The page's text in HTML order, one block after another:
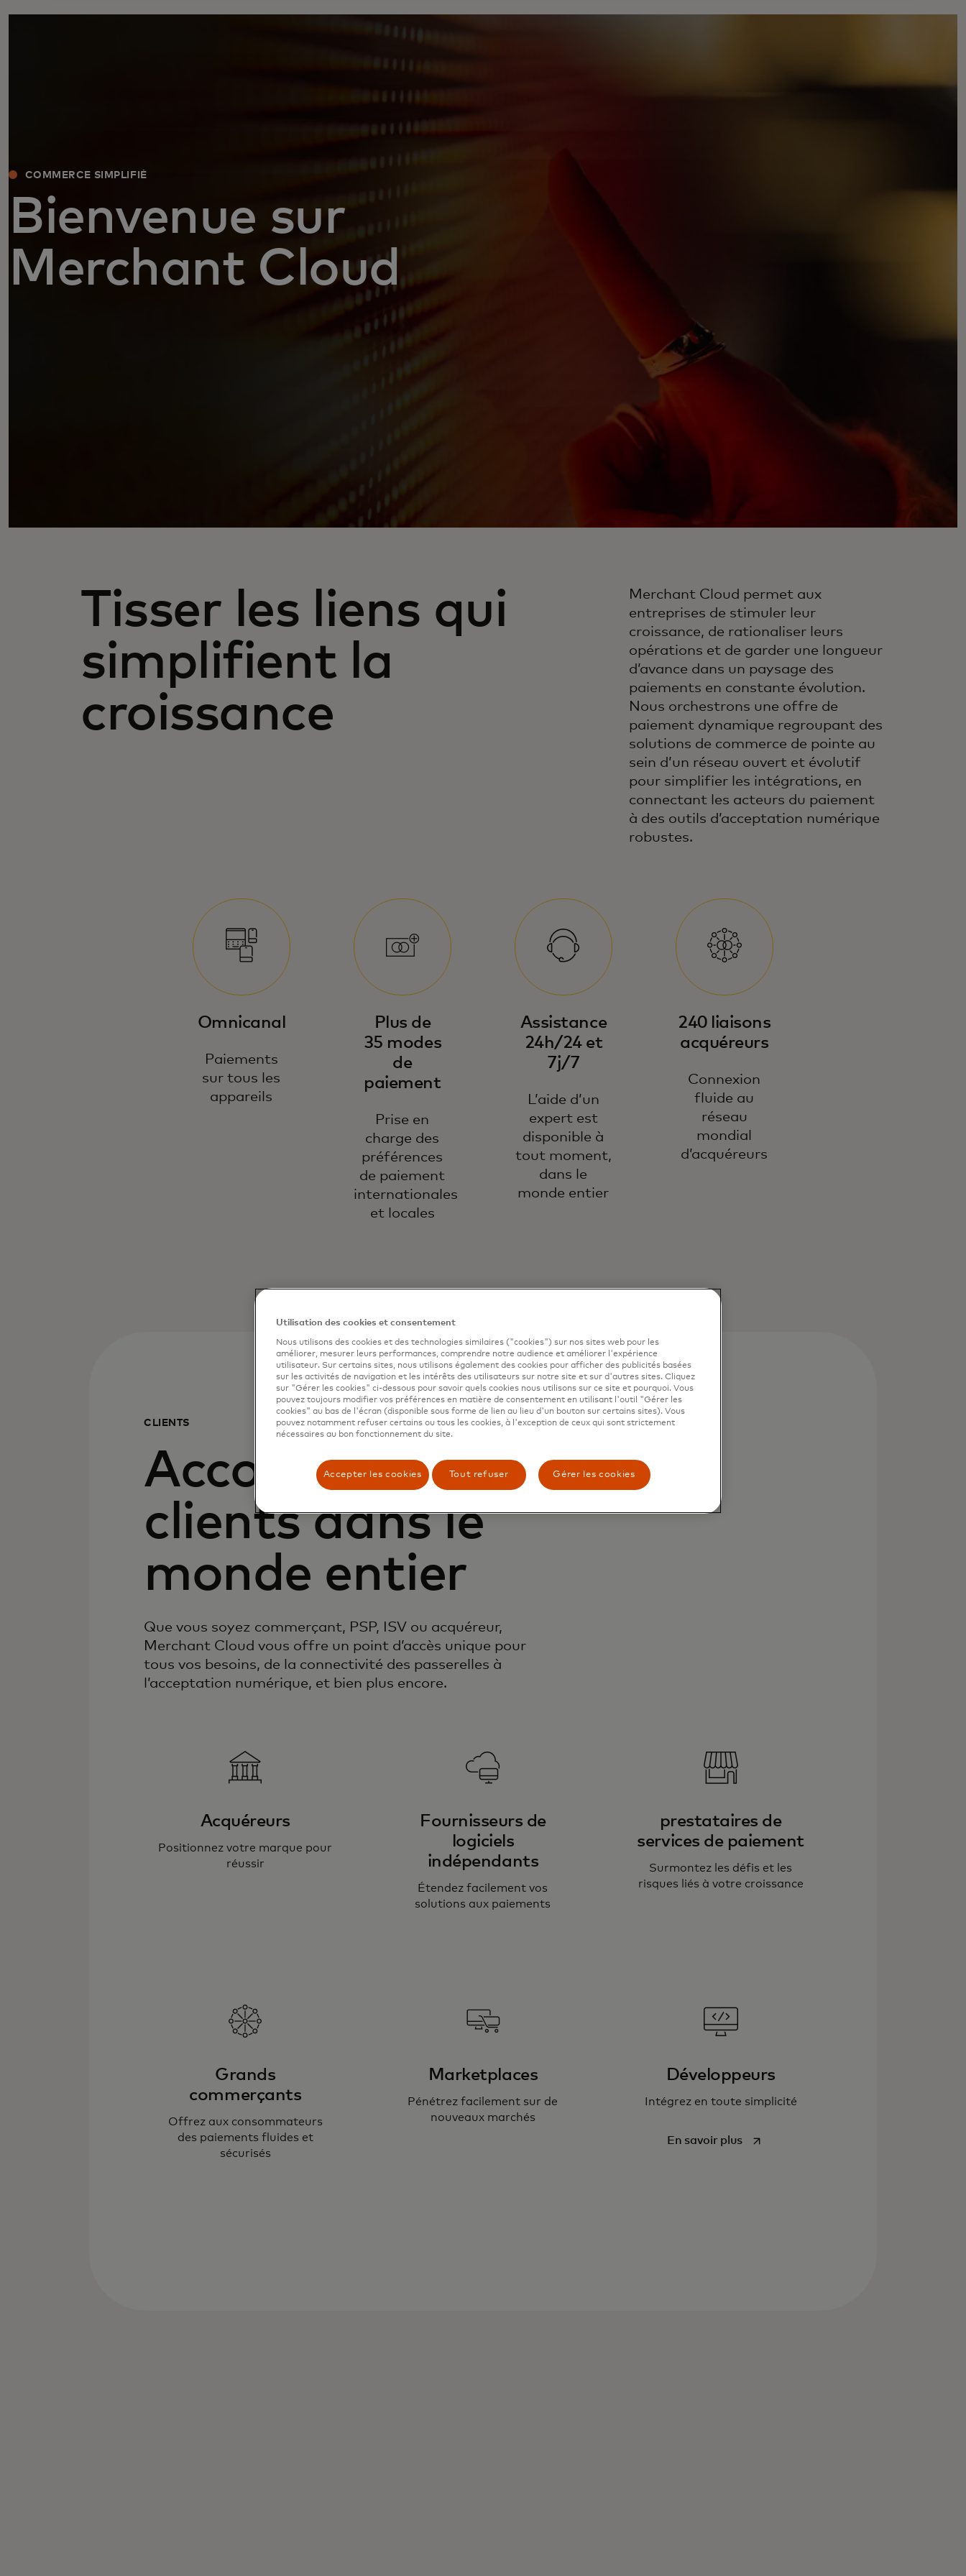
COMMERCE SIMPLIFIÉ
Bienvenue sur
Merchant Cloud
Tisser les liens qui
simplifient la
croissance
Merchant Cloud permet aux
entreprises de stimuler leur
croissance, de rationaliser leurs
opérations et de garder une longueur
d’avance dans un paysage des
paiements en constante évolution.
Nous orchestrons une offre de
paiement dynamique regroupant des
solutions de commerce de pointe au
sein d’un réseau ouvert et évolutif
pour simplifier les intégrations, en
connectant les acteurs du paiement
à des outils d’acceptation numérique
robustes.
Omnicanal
Paiements
sur tous les
appareils
Plus de
35 modes
de
paiement
Prise en
charge des
préférences
de paiement
internationales
et locales
Assistance
24h/24 et
7j/7
L’aide d’un
expert est
disponible à
tout moment,
dans le
monde entier
240 liaisons
acquéreurs
Connexion
fluide au
réseau
mondial
d’acquéreurs
CLIENTS
Accompagner nos
clients dans le
monde entier
Que vous soyez commerçant, PSP, ISV ou acquéreur,
Merchant Cloud vous offre un point d’accès unique pour
tous vos besoins, de la connectivité des passerelles à
l’acceptation numérique, et bien plus encore.
Acquéreurs
Positionnez votre marque pour
réussir
Fournisseurs de
logiciels
indépendants
Étendez facilement vos
solutions aux paiements
prestataires de
services de paiement
Surmontez les défis et les
risques liés à votre croissance
Grands
commerçants
Offrez aux consommateurs
des paiements fluides et
sécurisés
Marketplaces
Pénétrez facilement sur de
nouveaux marchés
Développeurs
Intégrez en toute simplicité
En savoir pluss’ouvre dans un nouvel onglet
Utilisation des cookies et consentement
Nous utilisons des cookies et des technologies similaires ("cookies") sur nos sites web pour les
améliorer, mesurer leurs performances, comprendre notre audience et améliorer l'expérience
utilisateur. Sur certains sites, nous utilisons également des cookies pour afficher des publicités basées
sur les activités de navigation et les intérêts des utilisateurs sur notre site et sur d'autres sites. Cliquez
sur "Gérer les cookies" ci-dessous pour savoir quels cookies nous utilisons sur ce site et pourquoi. Vous
pouvez toujours modifier vos préférences en matière de consentement en utilisant l'outil "Gérer les
cookies" au bas de l'écran (disponible sous forme de lien au lieu d'un bouton sur certains sites). Vous
pouvez notamment refuser certains ou tous les cookies, à l'exception de ceux qui sont strictement
nécessaires au bon fonctionnement du site.
Accepter les cookies Tout refuser Gérer les cookies